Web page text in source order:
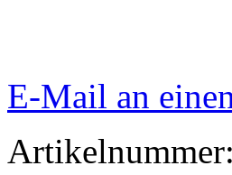
E-Mail an